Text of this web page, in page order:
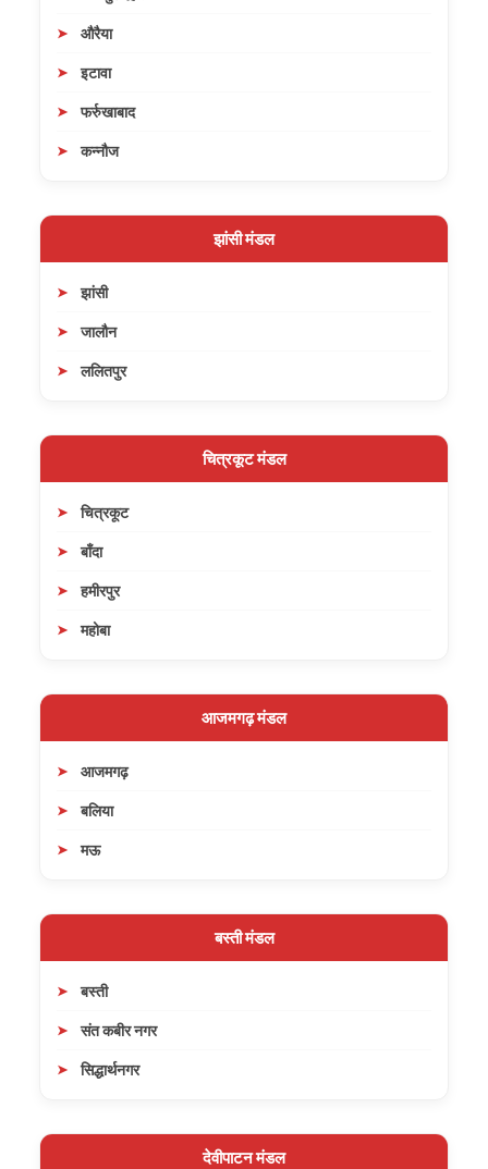
औरैया
इटावा
फर्रुखाबाद
कन्नौज
झांसी मंडल
झांसी
जालौन
ललितपुर
चित्रकूट मंडल
चित्रकूट
बाँदा
हमीरपुर
महोबा
आजमगढ़ मंडल
आजमगढ़
बलिया
मऊ
बस्ती मंडल
बस्ती
संत कबीर नगर
सिद्धार्थनगर
देवीपाटन मंडल